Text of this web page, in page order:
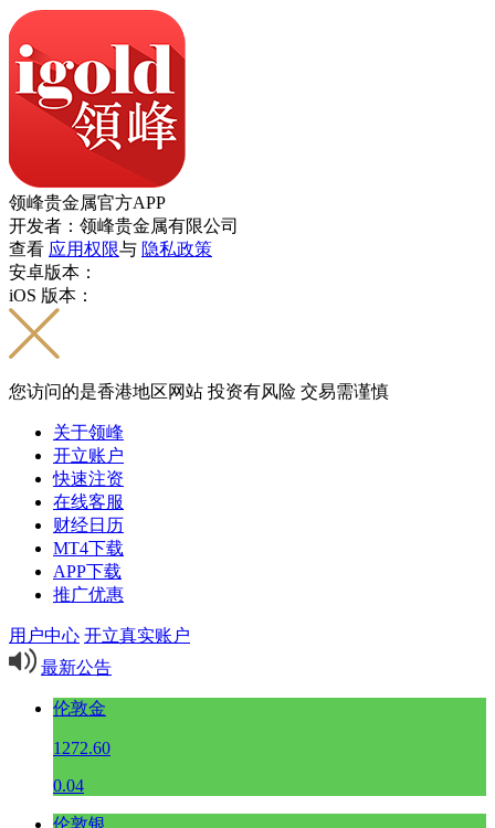
领峰贵金属官方APP
开发者：领峰贵金属有限公司
查看 应用权限与 隐私政策
安卓版本：
iOS 版本：
您访问的是香港地区网站 投资有风险 交易需谨慎
关于领峰
开立账户
快速注资
在线客服
财经日历
MT4下载
APP下载
推广优惠
用户中心 开立真实账户
最新公告
伦敦金
1272.60
0.04
伦敦银